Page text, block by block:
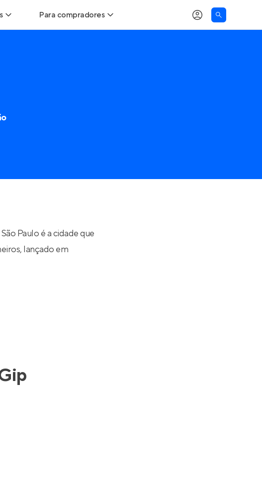
de Clientes
Para compradores
Encontre um corretor
Paulo é a cidade que
, lançado em